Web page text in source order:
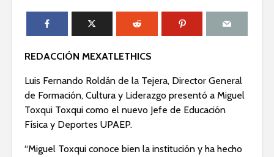
REDACCIÓN MEXATLETHICS
Luis Fernando Roldán de la Tejera, Director General
de Formación, Cultura y Liderazgo presentó a Miguel
Toxqui Toxqui como el nuevo Jefe de Educación
Física y Deportes UPAEP.
“Miguel Toxqui conoce bien la institución y ha hecho